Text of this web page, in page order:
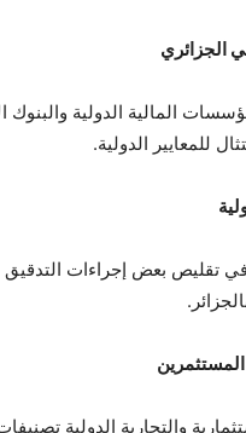
المالية الدولية
للمعايير الدولية.
تقليص بعض إجراءات التدقيق
والتجارية الدولية